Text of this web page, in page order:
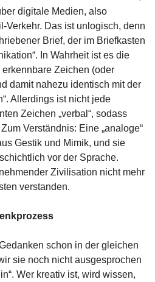
digitale Medien, also
Verkehr. Das ist unlogisch, denn
Brief, der im Briefkasten
In Wahrheit ist es die
Zeichen (oder
damit nahezu identisch mit der
Allerdings ist nicht jede
Zeichen „verbal“, sodass
Verständnis: Eine „analoge“
Gestik und Mimik, und sie
vor der Sprache.
Zivilisation nicht mehr
verstanden.
schon in der gleichen
sie noch nicht ausgesprochen
Wer kreativ ist, wird wissen,